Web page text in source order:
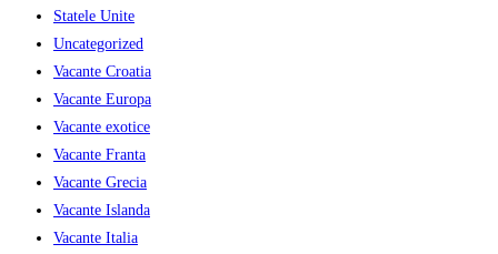
Statele Unite
Uncategorized
Vacante Croatia
Vacante Europa
Vacante exotice
Vacante Franta
Vacante Grecia
Vacante Islanda
Vacante Italia